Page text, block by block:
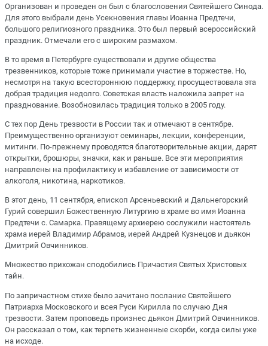
Организован и проведен он был с благословения Святейшего Синода.
Для этого выбрали день Усекновения главы Иоанна Предтечи,
большого религиозного праздника. Это был первый всероссийский
праздник. Отмечали его с широким размахом.
В то время в Петербурге существовали и другие общества
трезвенников, которые тоже принимали участие в торжестве. Но,
несмотря на такую всестороннюю поддержку, просуществовала эта
добрая традиция недолго. Советская власть наложила запрет на
празднование. Возобновилась традиция только в 2005 году.
С тех пор День трезвости в России так и отмечают в сентябре.
Преимущественно организуют семинары, лекции, конференции,
митинги. По-прежнему проводятся благотворительные акции, дарят
открытки, брошюры, значки, как и раньше. Все эти мероприятия
направлены на профилактику и избавление от зависимости от
алкоголя, никотина, наркотиков.
В этот день, 11 сентября, епископ Арсеньевский и Дальнегорский
Гурий совершил Божественную Литургию в храме во имя Иоанна
Предтечи с. Самарка. Правящему архиерею сослужили настоятель
храма иерей Владимир Абрамов, иерей Андрей Кузнецов и дьякон
Дмитрий Овчинников.
Множество прихожан сподобились Причастия Святых Христовых
тайн.
По запричастном стихе было зачитано послание Святейшего
Патриарха Московского и всея Руси Кирилла по случаю Дня
трезвости. Затем проповедь произнес дьякон Дмитрий Овчинников.
Он рассказал о том, как терпеть жизненные скорби, когда силы уже
на исходе.